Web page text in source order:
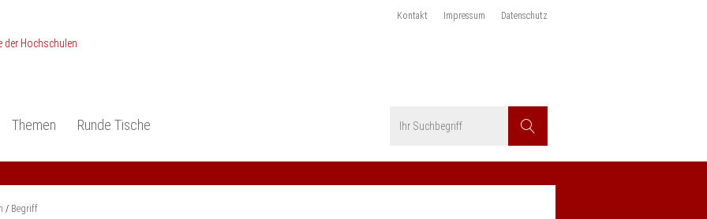
Kontakt Impressum Datenschutz
Suchen
Themen
Studieneingangsphase
Studienqualität
Runde Tische
Anerkennung
Begriff